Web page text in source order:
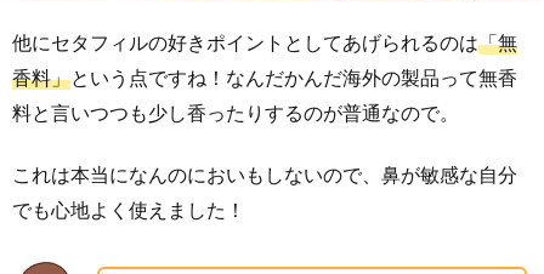
他にセタフィルの好きポイントとしてあげられるのは「無
香料」という点ですね！なんだかんだ海外の製品って無香
料と言いつつも少し香ったりするのが普通なので。
これは本当になんのにおいもしないので、鼻が敏感な自分
でも心地よく使えました！